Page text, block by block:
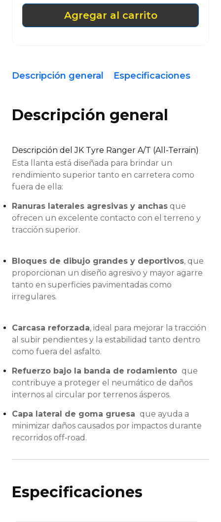
Agregar al carrito
Descripción general Especificaciones
Descripción general
Descripción del JK Tyre Ranger A/T (All-Terrain)
Esta llanta está diseñada para brindar un
rendimiento superior tanto en carretera como
fuera de ella:
Ranuras laterales agresivas y anchas que
ofrecen un excelente contacto con el terreno y
tracción superior.
Bloques de dibujo grandes y deportivos, que
proporcionan un diseño agresivo y mayor agarre
tanto en superficies pavimentadas como
irregulares.
Carcasa reforzada, ideal para mejorar la tracción
al subir pendientes y la estabilidad tanto dentro
como fuera del asfalto.
Refuerzo bajo la banda de rodamiento que
contribuye a proteger el neumático de daños
internos al circular por terrenos ásperos.
Capa lateral de goma gruesa que ayuda a
minimizar daños causados por impactos durante
recorridos off‑road.
Especificaciones